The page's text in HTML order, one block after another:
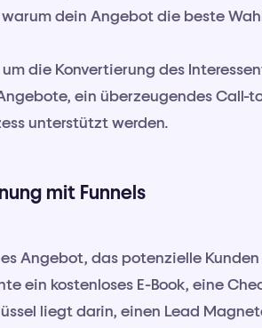
dein Angebot die beste
die Konvertierung des
ein überzeugendes Call-
unterstützt werden.
mit Funnels
Angebot, das potenzielle
ein kostenloses E-Book, eine
liegt darin, einen Lead